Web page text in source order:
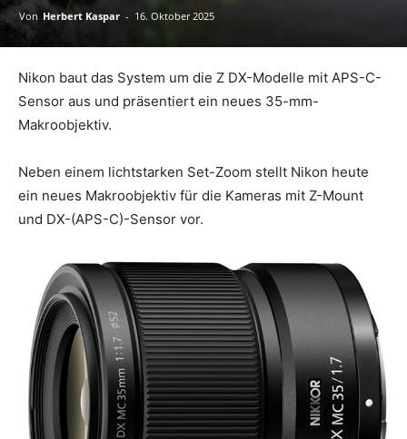
Von Herbert Kaspar - 16. Oktober 2025
Nikon baut das System um die Z DX-Modelle mit APS-C-
Sensor aus und präsentiert ein neues 35-mm-
Makroobjektiv.
Neben einem lichtstarken Set-Zoom stellt Nikon heute
ein neues Makroobjektiv für die Kameras mit Z-Mount
und DX-(APS-C)-Sensor vor.